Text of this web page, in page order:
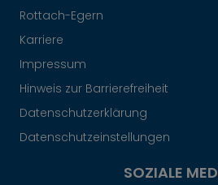
Rottach-Egern
Karriere
Impressum
Hinweis zur Barrierefreiheit
Datenschutzerklärung
Datenschutzeinstellungen
SOZIALE